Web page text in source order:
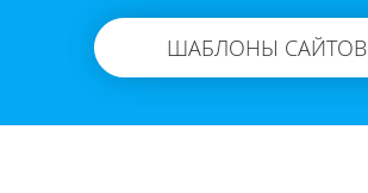
ШАБЛОНЫ САЙТОВ